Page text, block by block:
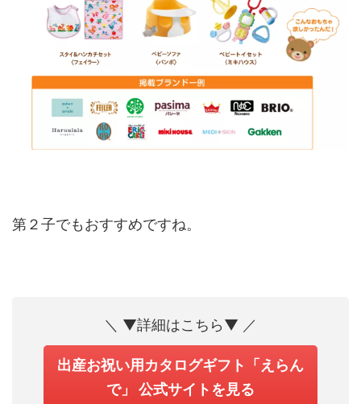
第２子でもおすすめですね。
＼ ▼詳細はこちら▼ ／
出産お祝い用カタログギフト「えらん
で」 公式サイトを見る